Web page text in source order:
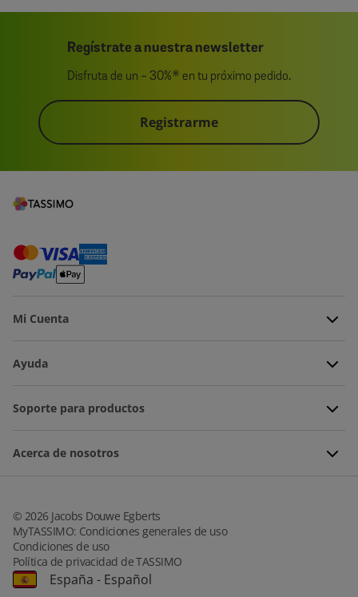
Regístrate a nuestra newsletter
Disfruta de un - 30%* en tu próximo pedido.
Registrarme
Mi Cuenta
Ayuda
Soporte para productos
Acerca de nosotros
© 2026Jacobs Douwe Egberts
MyTASSIMO: Condiciones generales de uso
Condiciones de uso
Política de privacidad de TASSIMO
España - Español